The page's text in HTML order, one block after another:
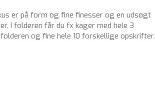
er på form og fine finesser og en udsøgt
I folderen får du fx kager med hele 3
og fine hele 10 forskellige opskrifter.